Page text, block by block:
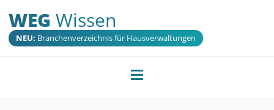
WEG Wissen
NEU: Branchenverzeichnis für Hausverwaltungen